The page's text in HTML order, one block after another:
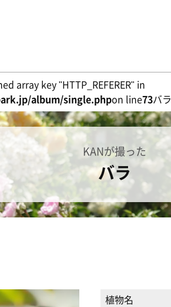
array key "HTTP_REFERER" in
album/single.phpon line73バラ
KANが撮った
バラ
植物名